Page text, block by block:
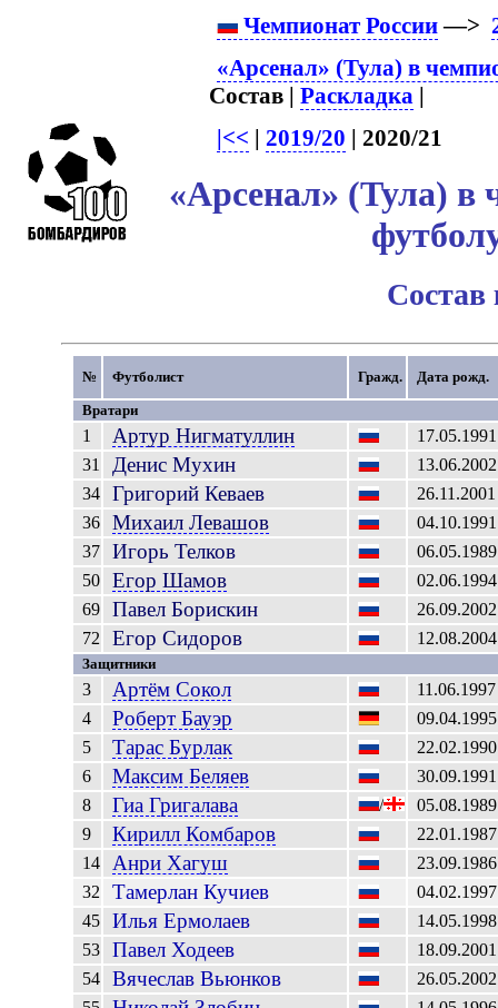
Чемпионат России—>
«Арсенал» (Тула) в
Состав |Раскладка |
|<< | 2019/20 | 2020/21
«Арсенал» (Тула) в
№ Футболист Гражд.
Дата рожд.
Вратари
1 Артур Нигматуллин
17.05.1991
31
Денис Мухин
13.06.2002
34
Григорий Кеваев
26.11.2001
36
Михаил Левашов
04.10.1991
37
Игорь Телков
06.05.1989
50
Егор Шамов
02.06.1994
69
Павел Борискин
26.09.2002
72
Егор Сидоров 12.08.2004
Защитники
3 Артём Сокол
11.06.1997
4
Роберт Бауэр
09.04.1995
5
Тарас Бурлак
22.02.1990
6
Максим Беляев
30.09.1991
8
Гиа Григалава /
05.08.1989
9
Кирилл Комбаров
22.01.1987
14
Анри Хагуш
23.09.1986
32
Тамерлан Кучиев
04.02.1997
45
Илья Ермолаев
14.05.1998
53
Павел Ходеев
18.09.2001
54
Вячеслав Вьюнков
26.05.2002